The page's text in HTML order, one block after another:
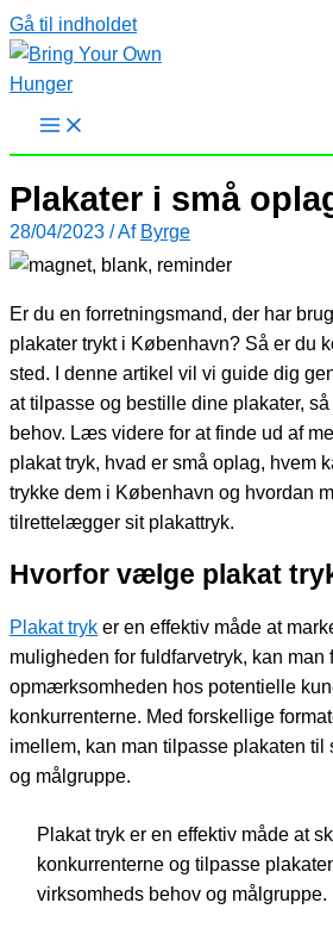
Gå til indholdet
Plakater i små
28/04/2023 / Af Byrge
Er du en forretningsmand, der har
plakater trykt i København? Så er du
sted. I denne artikel vil vi guide dig
at tilpasse og bestille dine plakater,
behov. Læs videre for at finde ud af
plakat tryk, hvad er små oplag, hvem
trykke dem i København og hvordan
tilrettelægger sit plakattryk.
Hvorfor vælge plakat
Plakat tryk er en effektiv måde at
muligheden for fuldfarvetryk, kan man
opmærksomheden hos potentielle
konkurrenterne. Med forskellige
imellem, kan man tilpasse plakaten til
og målgruppe.
Plakat tryk er en effektiv måde at
konkurrenterne og tilpasse
virksomheds behov og målgruppe.